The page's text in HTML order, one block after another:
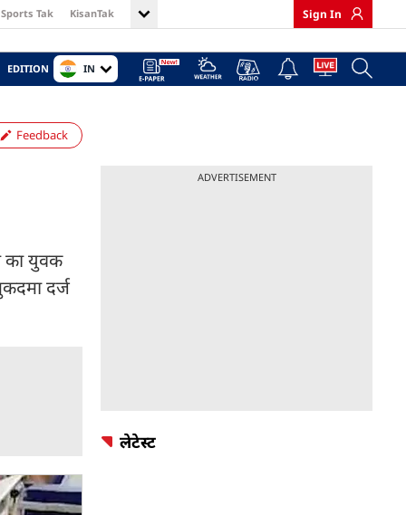
Sports Tak KisanTak Sign In
EDITION IN
Feedback
का युवक
दर्ज
ADVERTISEMENT
लेटेस्ट